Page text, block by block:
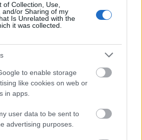
of Collection, Use,
and/or Sharing of my
Is Unrelated with the
it was collected.
to enable storage
like cookies on web or
in apps.
user data to be sent to
advertising purposes.